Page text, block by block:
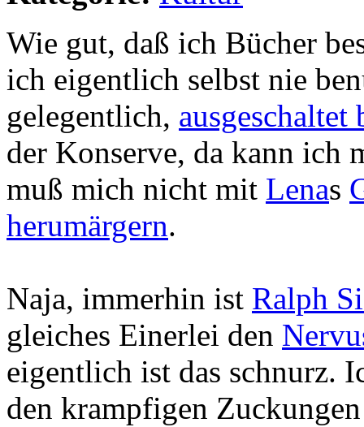
Wie gut, daß ich Bücher
ich eigentlich selbst nie
gelegentlich, ausgeschaltet
der Konserve, da kann ich
muß mich nicht mit Lenas
herumärgern.
Naja, immerhin ist Ralph
gleiches Einerlei den
eigentlich ist das schnurz.
den krampfigen